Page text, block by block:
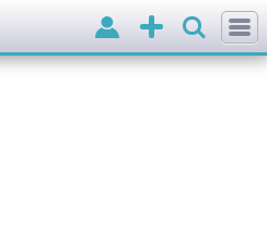
Додати
оголошення
Вхід